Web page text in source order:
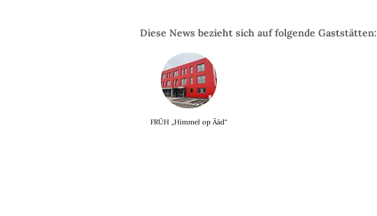
Diese News bezieht sich auf folgende Gaststätten:
FRÜH „Himmel op Ääd“